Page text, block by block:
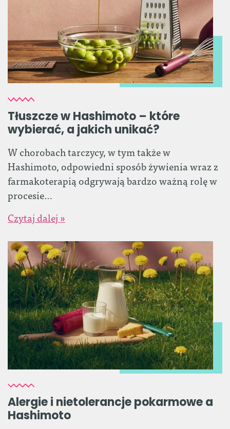
Tłuszcze w Hashimoto – które
wybierać, a jakich unikać?
W chorobach tarczycy, w tym także w
Hashimoto, odpowiedni sposób żywienia wraz z
farmakoterapią odgrywają bardzo ważną rolę w
procesie…
Czytaj dalej »
Alergie i nietolerancje pokarmowe a
Hashimoto